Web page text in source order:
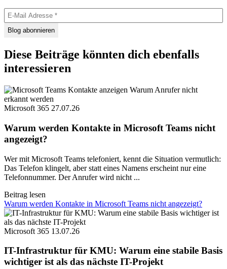
Diese Beiträge könnten dich ebenfalls
interessieren
Microsoft 365 27.07.26
Warum werden Kontakte in Microsoft Teams nicht
angezeigt?
Wer mit Microsoft Teams telefoniert, kennt die Situation vermutlich:
Das Telefon klingelt, aber statt eines Namens erscheint nur eine
Telefonnummer. Der Anrufer wird nicht ...
Beitrag lesen
Warum werden Kontakte in Microsoft Teams nicht angezeigt?
Microsoft 365 13.07.26
IT-Infrastruktur für KMU: Warum eine stabile Basis
wichtiger ist als das nächste IT-Projekt